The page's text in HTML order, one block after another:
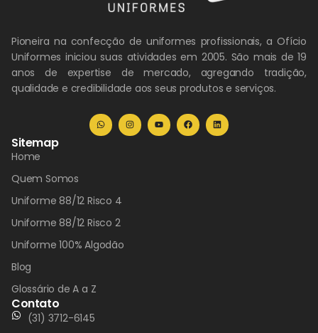
Pioneira na confecção de uniformes profissionais, a Ofício
Uniformes iniciou suas atividades em 2005. São mais de 19
anos de expertise de mercado, agregando tradição,
qualidade e credibilidade aos seus produtos e serviços.
Sitemap
Home
Quem Somos
Uniforme 88/12 Risco 4
Uniforme 88/12 Risco 2
Uniforme 100% Algodão
Blog
Glossário de A a Z
Contato
(31) 3712-6145